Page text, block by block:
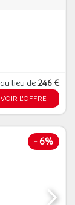
au lieu de 246 €
VOIR L'OFFRE
-6%